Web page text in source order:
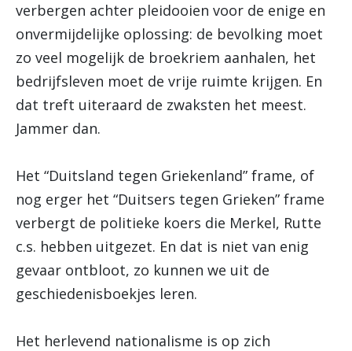
verbergen achter pleidooien voor de enige en
onvermijdelijke oplossing: de bevolking moet
zo veel mogelijk de broekriem aanhalen, het
bedrijfsleven moet de vrije ruimte krijgen. En
dat treft uiteraard de zwaksten het meest.
Jammer dan.
Het “Duitsland tegen Griekenland” frame, of
nog erger het “Duitsers tegen Grieken” frame
verbergt de politieke koers die Merkel, Rutte
c.s. hebben uitgezet. En dat is niet van enig
gevaar ontbloot, zo kunnen we uit de
geschiedenisboekjes leren.
Het herlevend nationalisme is op zich